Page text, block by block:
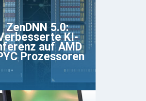
ZenDNN 5.0:
KI-
auf AMD
Prozessoren